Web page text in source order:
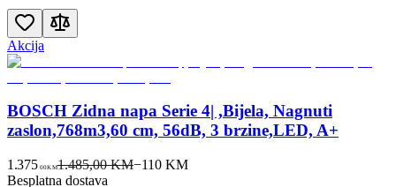
Akcija
BOSCH Zidna napa Serie 4| ,Bijela, Nagnuti
zaslon,768m3,60 cm, 56dB, 3 brzine,LED, A+
1.375 00KM1.485,00 KM−110KM
Besplatna dostava